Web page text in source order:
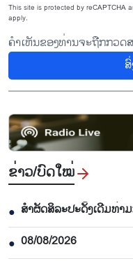
This site is protected by reCAPTCHA
apply.
ຄຳເຫັນຂອງທ່ານຈະຖືກກວ
ຂ່າວ/ບົດ​ໃໝ່
● ສຳຜັດສິລະປະດັ້ງເດີມທ່າ
● 08/08/2026